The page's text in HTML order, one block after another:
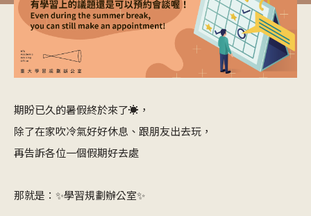
期盼已久的暑假終於來了☀️，
除了在家吹冷氣好好休息、跟朋友出去玩，
再告訴各位一個假期好去處
那就是：✨學習規劃辦公室✨